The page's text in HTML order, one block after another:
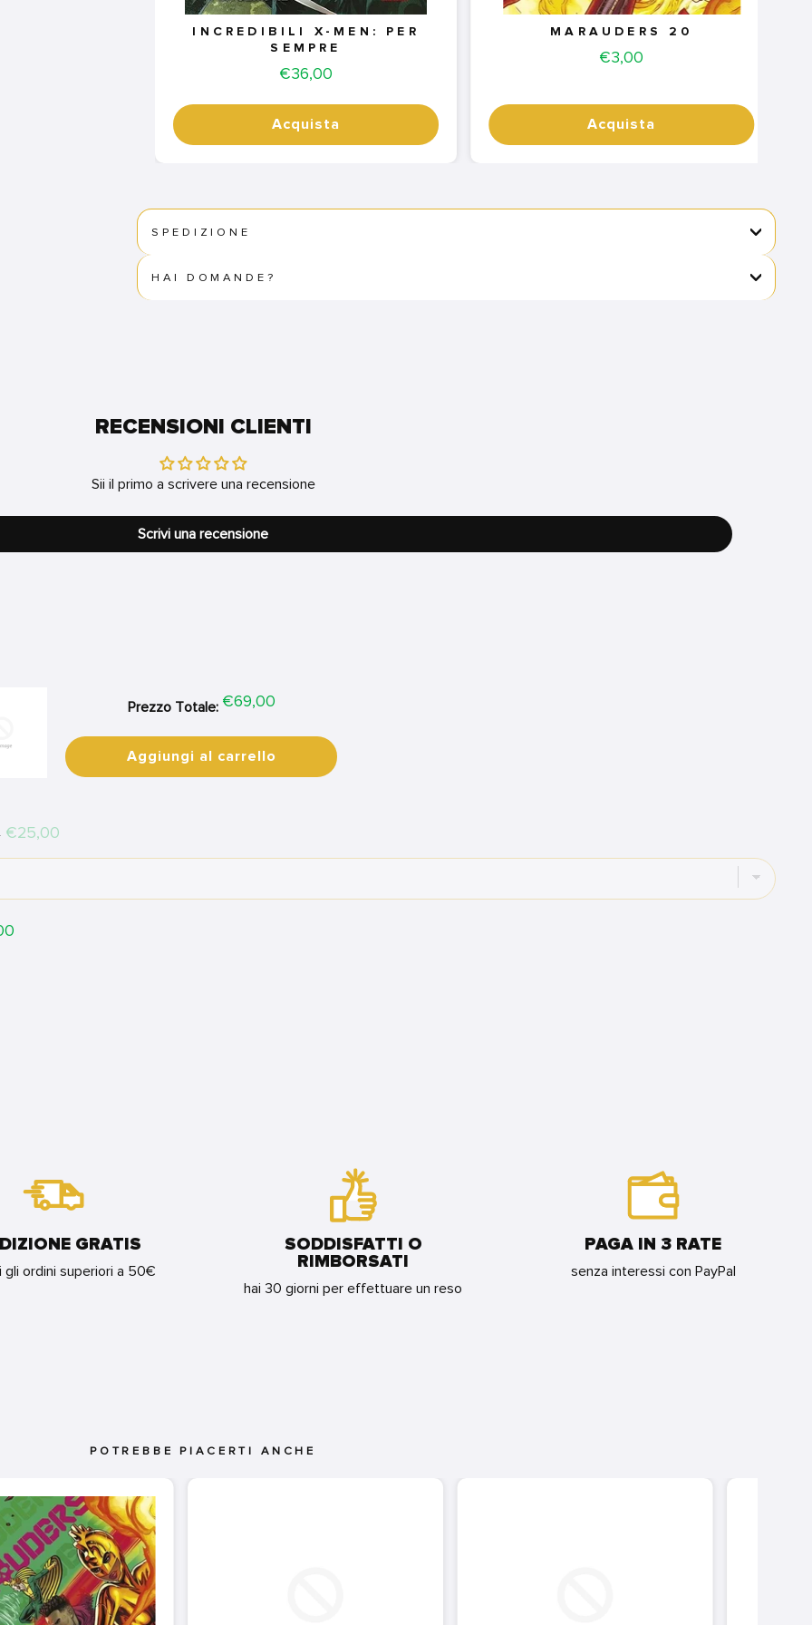
INCREDIBILI X-MEN: PER
SEMPRE
Price
€36,00
Acquista
MARAUDERS 20
Price
€3,00
Acquista
SPEDIZIONE
HAI DOMANDE?
RECENSIONI CLIENTI
Sii il primo a scrivere una recensione
Scrivi una recensione
Prezzo Totale: Price
€69,00
Aggiungi al carrello
Price
€25,00
GRATIS
ordini superiori a 50€
SODDISFATTI O
RIMBORSATI
hai 30 giorni per effettuare un reso
PAGA IN 3 RATE
senza interessi con PayPal
POTREBBE PIACERTI ANCHE